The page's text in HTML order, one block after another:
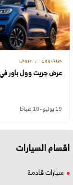
جريت وول عروض
عرض جريت وول باور في
19 يوليو - 10 صباحًا
اقسام السيارات
سيارات قادمة